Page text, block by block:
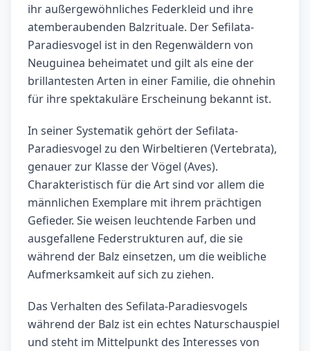
ihr außergewöhnliches Federkleid und ihre
atemberaubenden Balzrituale. Der Sefilata-
Paradiesvogel ist in den Regenwäldern von
Neuguinea beheimatet und gilt als eine der
brillantesten Arten in einer Familie, die ohnehin
für ihre spektakuläre Erscheinung bekannt ist.
In seiner Systematik gehört der Sefilata-
Paradiesvogel zu den Wirbeltieren (Vertebrata),
genauer zur Klasse der Vögel (Aves).
Charakteristisch für die Art sind vor allem die
männlichen Exemplare mit ihrem prächtigen
Gefieder. Sie weisen leuchtende Farben und
ausgefallene Federstrukturen auf, die sie
während der Balz einsetzen, um die weibliche
Aufmerksamkeit auf sich zu ziehen.
Das Verhalten des Sefilata-Paradiesvogels
während der Balz ist ein echtes Naturschauspiel
und steht im Mittelpunkt des Interesses von